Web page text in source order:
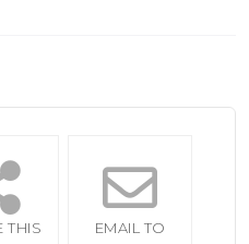
THIS
EMAIL TO